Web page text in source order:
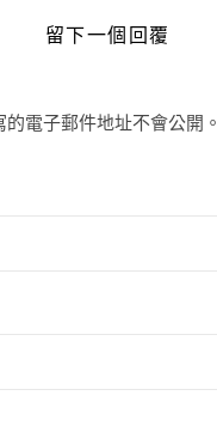
留下一個回覆
電子郵件地址不會公開。